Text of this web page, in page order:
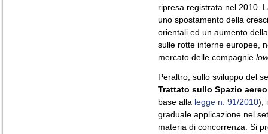
ripresa registrata nel 2010.
uno spostamento della
orientali ed un aumento
sulle rotte interne europee,
mercato delle compagnie
Peraltro, sullo sviluppo del
Trattato sullo Spazio
base alla legge n. 91/2010),
graduale applicazione nel
materia di concorrenza. Si